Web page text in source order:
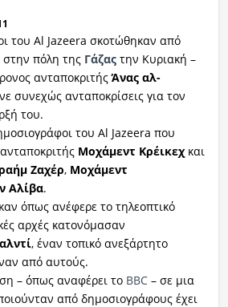
του Al Jazeera σκοτώθηκαν από
στην πόλη της Γάζαςτην Κυριακή –
ανταποκριτήςΆνας αλ-
συνεχώς ανταποκρίσεις για τον
του.
του Al Jazeera που
Μοχάμεντ Κρέικεχκαι
Ζαχέρ, Μοχάμεντ
Αλίβα.
όπως ανέφερε το τηλεοπτικό
αρχές κατονόμασαν
, έναν τοπικό ανεξάρτητο
από αυτούς.
– όπως αναφέρει το BBC– σε μια
από δημοσιογράφους έχει